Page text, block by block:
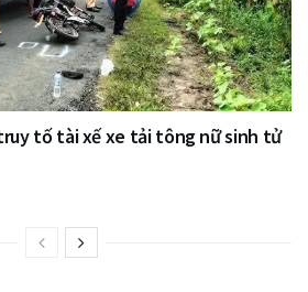
tố tài xế xe tải tông nữ sinh tử